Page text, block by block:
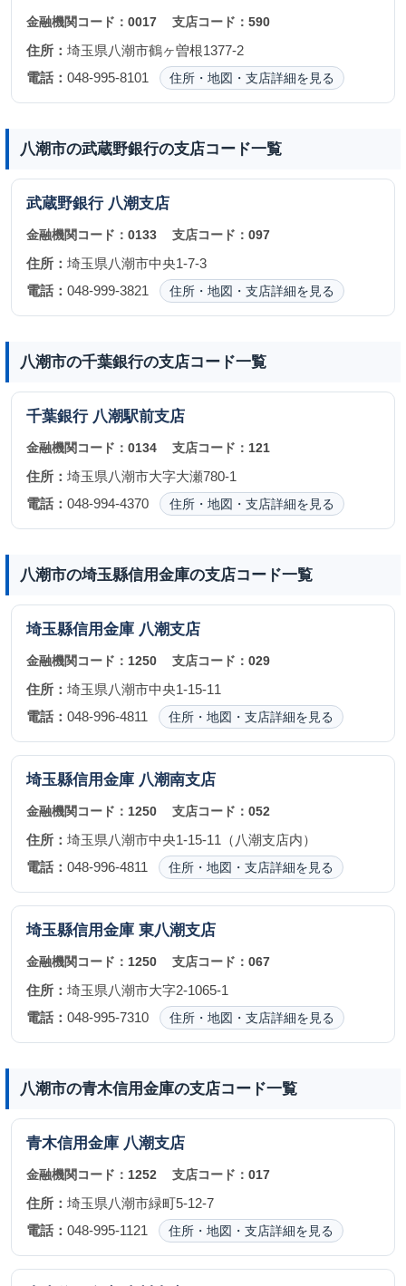
金融機関コード： 0017 支店コード：590
住所： 埼玉県八潮市鶴ヶ曽根1377-2
電話： 048-995-8101 住所・地図・支店詳細を見る
八潮市の武蔵野銀行の支店コード一覧
武蔵野銀行 八潮支店
金融機関コード： 0133 支店コード：097
住所： 埼玉県八潮市中央1-7-3
電話： 048-999-3821 住所・地図・支店詳細を見る
八潮市の千葉銀行の支店コード一覧
千葉銀行 八潮駅前支店
金融機関コード： 0134 支店コード： 121
住所： 埼玉県八潮市大字大瀬780-1
電話： 048-994-4370 住所・地図・支店詳細を見る
八潮市の埼玉縣信用金庫の支店コード一覧
埼玉縣信用金庫 八潮支店
金融機関コード： 1250 支店コード：029
住所： 埼玉県八潮市中央1-15-11
電話： 048-996-4811 住所・地図・支店詳細を見る
埼玉縣信用金庫 八潮南支店
金融機関コード： 1250 支店コード：052
住所： 埼玉県八潮市中央1-15-11（八潮支店内）
電話： 048-996-4811 住所・地図・支店詳細を見る
埼玉縣信用金庫 東八潮支店
金融機関コード： 1250 支店コード：067
住所： 埼玉県八潮市大字2-1065-1
電話： 048-995-7310 住所・地図・支店詳細を見る
八潮市の青木信用金庫の支店コード一覧
青木信用金庫 八潮支店
金融機関コード： 1252 支店コード：017
住所： 埼玉県八潮市緑町5-12-7
電話： 048-995-1121 住所・地図・支店詳細を見る